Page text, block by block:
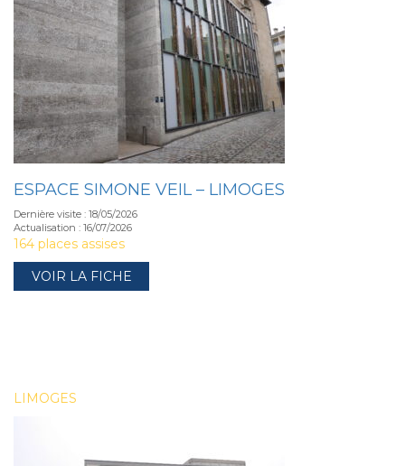
ESPACE SIMONE VEIL – LIMOGES
Dernière visite : 18/05/2026
Actualisation : 16/07/2026
164 places assises
VOIR LA FICHE
LIMOGES